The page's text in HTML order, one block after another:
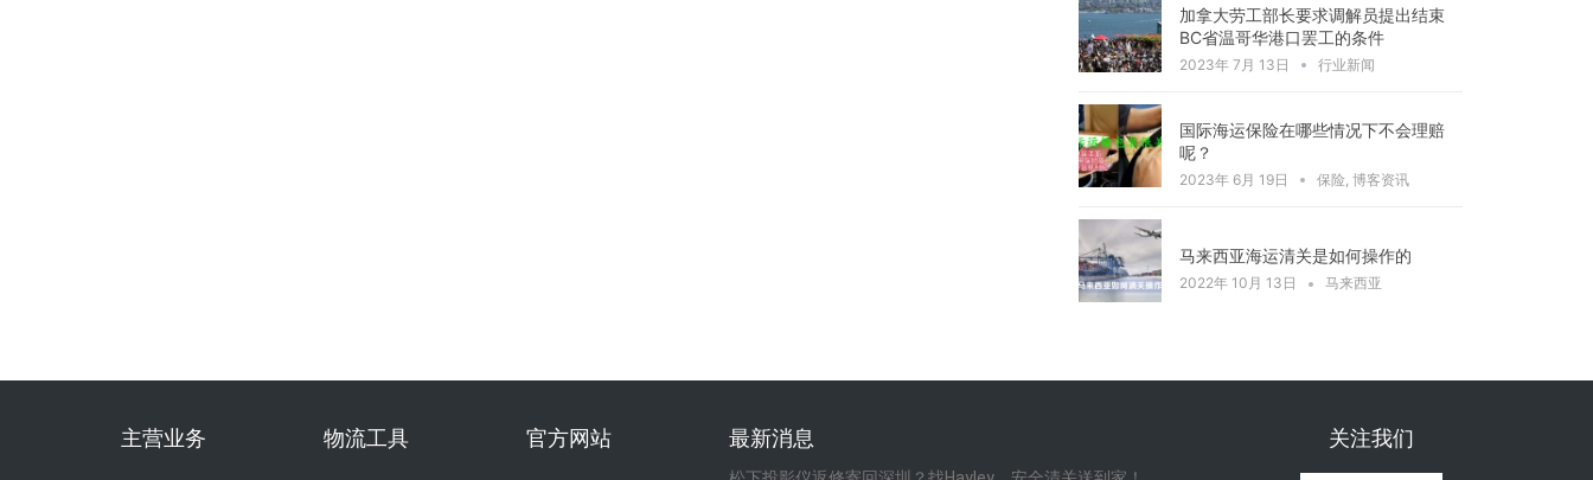
加拿大劳工部长要求调解员提出结束
BC省温哥华港口罢工的条件
2023年 7月 13日 行业新闻
国际海运保险在哪些情况下不会理赔
呢？
2023年 6月 19日 保险 博客资讯
马来西亚海运清关是如何操作的
2022年 10月 13日 马来西亚
主营业务 物流工具 官方网站 最新消息 关注我们